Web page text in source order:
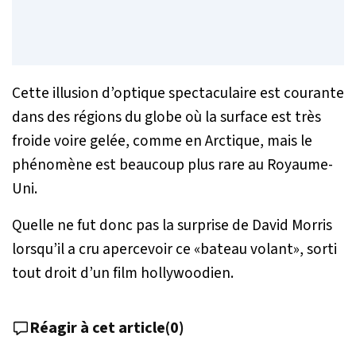
Cette illusion d’optique spectaculaire est courante
dans des régions du globe où la surface est très
froide voire gelée, comme en Arctique, mais le
phénomène est beaucoup plus rare au Royaume-
Uni.
Quelle ne fut donc pas la surprise de David Morris
lorsqu’il a cru apercevoir ce «bateau volant», sorti
tout droit d’un film hollywoodien.
Réagir à cet article(0)